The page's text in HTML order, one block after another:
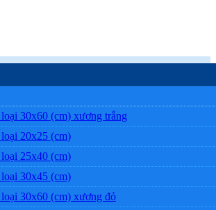
30x60 (cm) xương trắng
20x25 (cm)
25x40 (cm)
30x45 (cm)
30x60 (cm) xương đỏ